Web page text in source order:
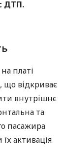
ДТП.
платі
що відкриває
внутрішнє
та
пасажира
активація